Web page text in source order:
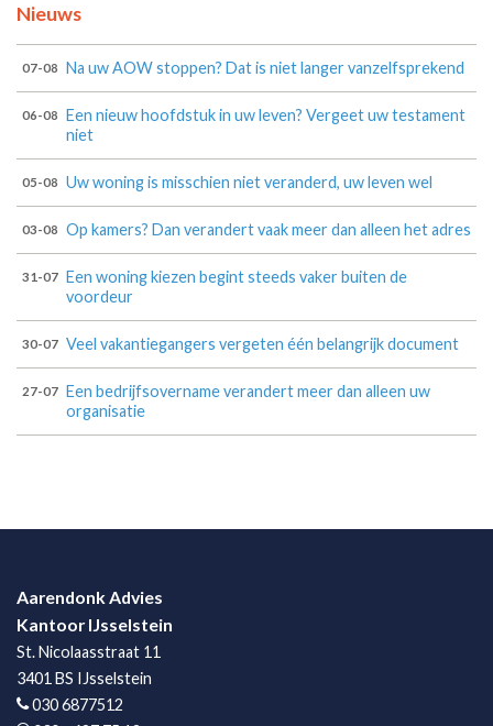
Nieuws
07-08 Na uw AOW stoppen? Dat is niet langer vanzelfsprekend
06-08
Een nieuw hoofdstuk in uw leven? Vergeet uw testament
niet
05-08 Uw woning is misschien niet veranderd, uw leven wel
03-08 Op kamers? Dan verandert vaak meer dan alleen het adres
31-07 Een woning kiezen begint steeds vaker buiten de
voordeur
30-07 Veel vakantiegangers vergeten één belangrijk document
27-07 Een bedrijfsovername verandert meer dan alleen uw
organisatie
Aarendonk Advies
Kantoor IJsselstein
St. Nicolaasstraat 11
3401 BS IJsselstein
030 6877512